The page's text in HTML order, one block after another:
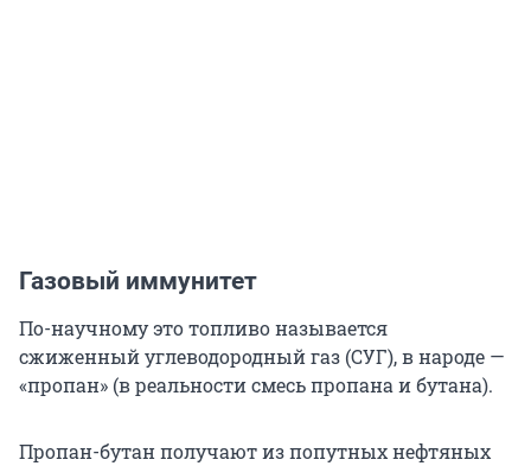
Газовый иммунитет
По-научному это топливо называется
сжиженный углеводородный газ (СУГ), в народе —
«пропан» (в реальности смесь пропана и бутана).
Пропан-бутан получают из попутных нефтяных